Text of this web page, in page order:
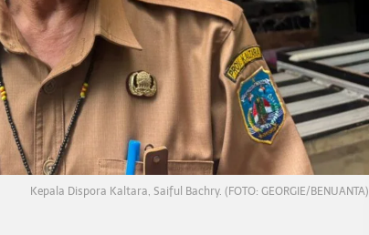
Kepala Dispora Kaltara, Saiful Bachry. (FOTO: GEORGIE/BENUANTA)